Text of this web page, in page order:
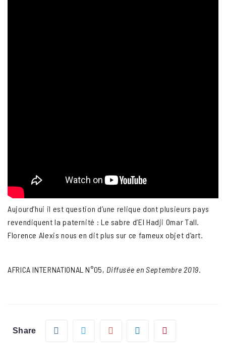
Aujourd’hui il est question d’une relique dont plusieurs pays
revendiquent la paternité : Le sabre d’El Hadji Omar Tall.
Florence Alexis nous en dit plus sur ce fameux objet d’art.
AFRICA INTERNATIONAL N°05, Diffusée en Septembre 2019.
Share